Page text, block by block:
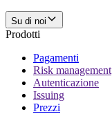
Su di noi
Prodotti
Pagamenti
Risk management
Autenticazione
Issuing
Prezzi